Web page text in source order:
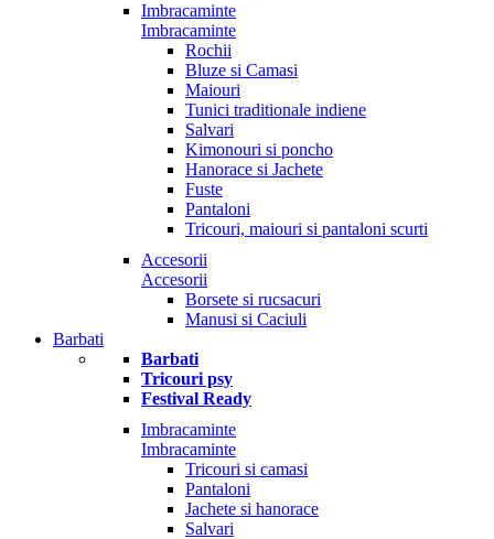
Imbracaminte
Imbracaminte
Rochii
Bluze si Camasi
Maiouri
Tunici traditionale indiene
Salvari
Kimonouri si poncho
Hanorace si Jachete
Fuste
Pantaloni
Tricouri, maiouri si pantaloni scurti
Accesorii
Accesorii
Borsete si rucsacuri
Manusi si Caciuli
Barbati
Barbati
Tricouri psy
Festival Ready
Imbracaminte
Imbracaminte
Tricouri si camasi
Pantaloni
Jachete si hanorace
Salvari